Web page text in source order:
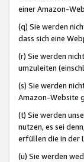
einer Amazon-
(q) Sie werden
dass sich eine
(r) Sie werden
umzuleiten
(s) Sie werden
Amazon-Website
(t) Sie werden
nutzen, es sei
erfüllen die in der
(u) Sie werden